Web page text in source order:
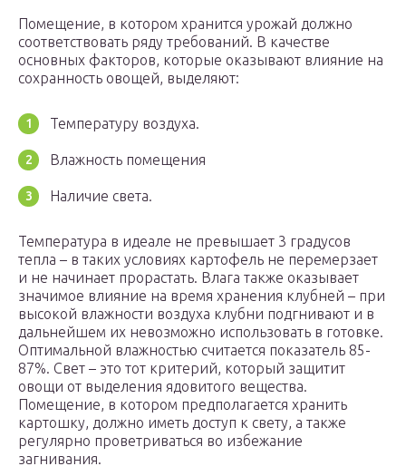
Помещение, в котором хранится урожай должно
соответствовать ряду требований. В качестве
основных факторов, которые оказывают влияние на
сохранность овощей, выделяют:
Температуру воздуха.
Влажность помещения
Наличие света.
Температура в идеале не превышает 3 градусов
тепла – в таких условиях картофель не перемерзает
и не начинает прорастать. Влага также оказывает
значимое влияние на время хранения клубней – при
высокой влажности воздуха клубни подгнивают и в
дальнейшем их невозможно использовать в готовке.
Оптимальной влажностью считается показатель 85-
87%. Свет – это тот критерий, который защитит
овощи от выделения ядовитого вещества.
Помещение, в котором предполагается хранить
картошку, должно иметь доступ к свету, а также
регулярно проветриваться во избежание
загнивания.